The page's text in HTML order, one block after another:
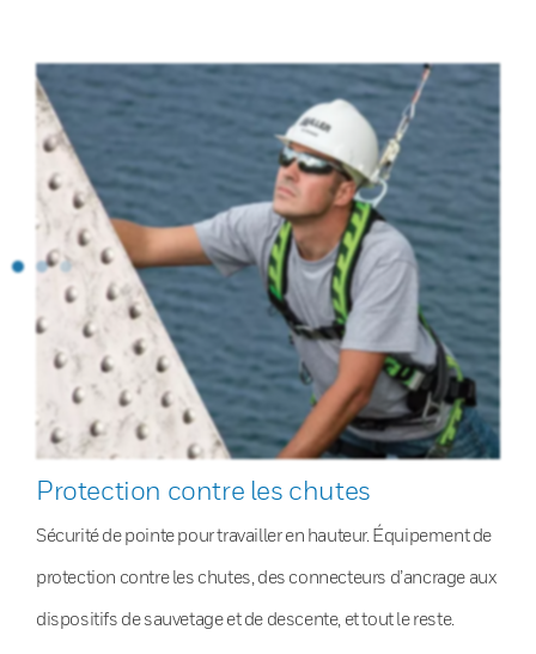
Protection contre les chutes
Sécurité de pointe pour travailler en hauteur. Équipement de
protection contre les chutes, des connecteurs d’ancrage aux
dispositifs de sauvetage et de descente, et tout le reste.